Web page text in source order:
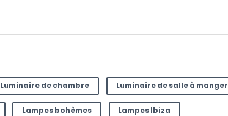
Luminaire de chambre Luminaire de salle à manger
Lampes bohèmes Lampes Ibiza